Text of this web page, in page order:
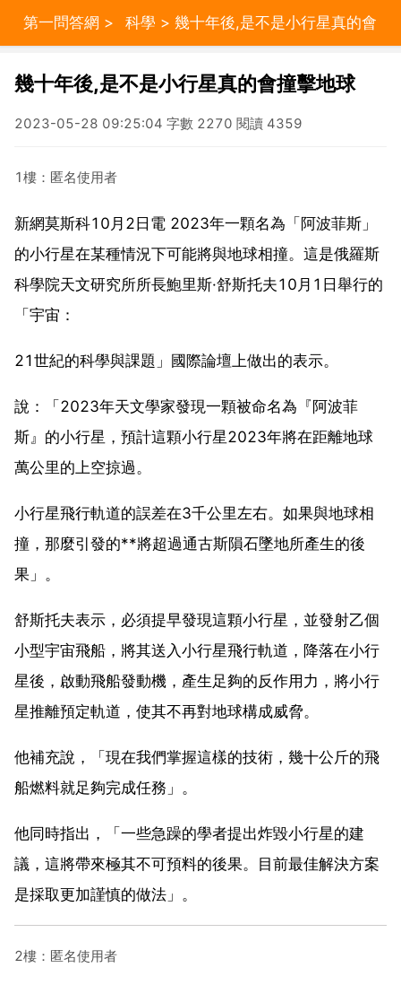
第一問答網 > 科學 > 幾十年後,是不是小行星真的會
幾十年後,是不是小行星真的會撞擊地球
2023-05-28 09:25:04 字數 2270 閱讀 4359
1樓：匿名使用者
新網莫斯科10月2日電 2023年一顆名為「阿波菲斯」
的小行星在某種情況下可能將與地球相撞。這是俄羅斯
科學院天文研究所所長鮑里斯·舒斯托夫10月1日舉行的
「宇宙：
21世紀的科學與課題」國際論壇上做出的表示。
說：「2023年天文學家發現一顆被命名為『阿波菲
斯』的小行星，預計這顆小行星2023年將在距離地球
萬公里的上空掠過。
小行星飛行軌道的誤差在3千公里左右。如果與地球相
撞，那麼引發的**將超過通古斯隕石墜地所產生的後
果」。
舒斯托夫表示，必須提早發現這顆小行星，並發射乙個
小型宇宙飛船，將其送入小行星飛行軌道，降落在小行
星後，啟動飛船發動機，產生足夠的反作用力，將小行
星推離預定軌道，使其不再對地球構成威脅。
他補充說，「現在我們掌握這樣的技術，幾十公斤的飛
船燃料就足夠完成任務」。
他同時指出，「一些急躁的學者提出炸毀小行星的建
議，這將帶來極其不可預料的後果。目前最佳解決方案
是採取更加謹慎的做法」。
2樓：匿名使用者